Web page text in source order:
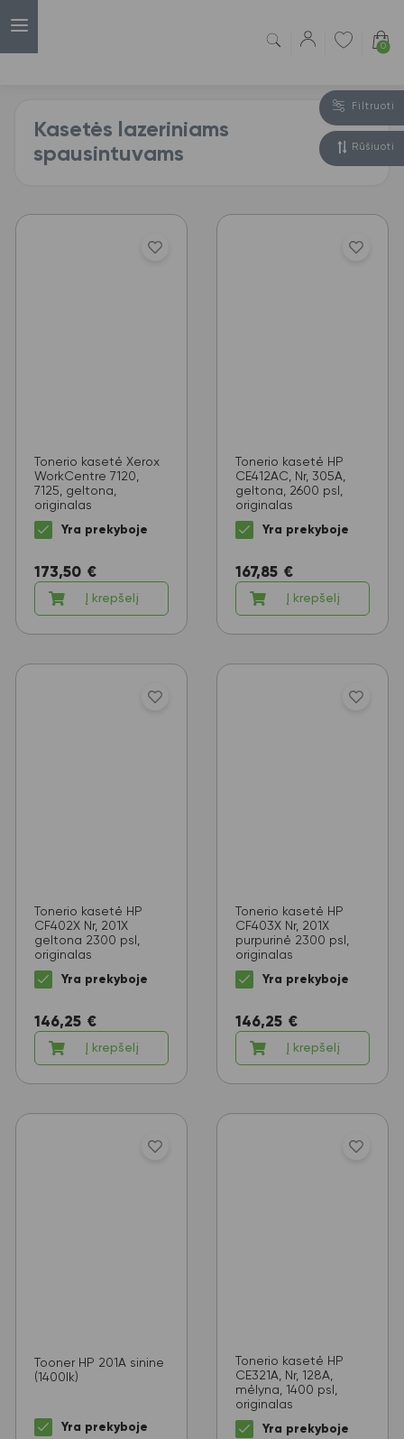
0
Filtruoti
Rūšiuoti
Kasetės lazeriniams
spausintuvams
Tonerio kasetė Xerox
WorkCentre 7120,
7125, geltona,
originalas
Yra prekyboje
173,50 €
Į krepšelį
Tonerio kasetė HP
CE412AC, Nr, 305A,
geltona, 2600 psl,
originalas
Yra prekyboje
167,85 €
Į krepšelį
Tonerio kasetė HP
CF402X Nr, 201X
geltona 2300 psl,
originalas
Yra prekyboje
146,25 €
Į krepšelį
Tonerio kasetė HP
CF403X Nr, 201X
purpurinė 2300 psl,
originalas
Yra prekyboje
146,25 €
Į krepšelį
Tooner HP 201A sinine
(1400lk)
Yra prekyboje
Tonerio kasetė HP
CE321A, Nr, 128A,
mėlyna, 1400 psl,
originalas
Yra prekyboje